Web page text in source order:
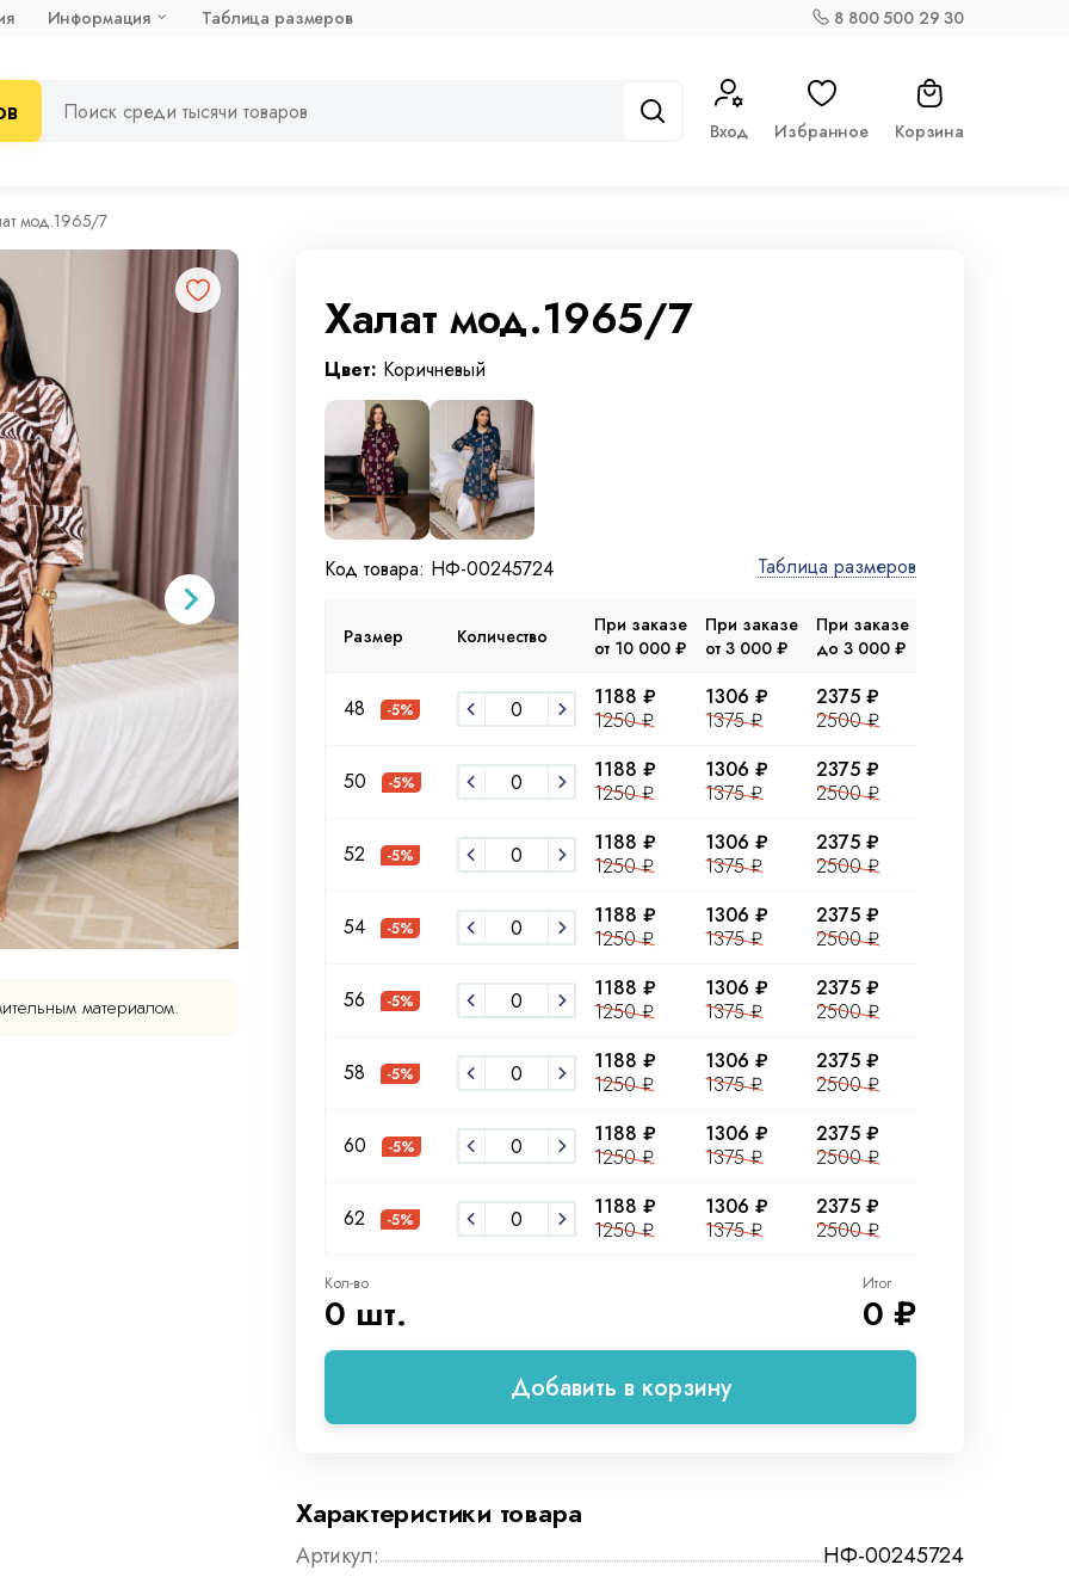
Информация Таблица размеров 8 800 500 29 30
Вход Избранное Корзина
мод.1965/7
материалом.
Халат мод.1965/7
Цвет: Коричневый
Код товара: НФ-00245724 Таблица размеров
Размер Количество
При заказе
от 10 000 ₽
При заказе
от 3 000 ₽
При заказе
до 3 000 ₽
48 -5%
1188 ₽
1250 ₽
1306 ₽
1375 ₽
2375 ₽
2500 ₽
50 -5%
1188 ₽
1250 ₽
1306 ₽
1375 ₽
2375 ₽
2500 ₽
52 -5%
1188 ₽
1250 ₽
1306 ₽
1375 ₽
2375 ₽
2500 ₽
54 -5%
1188 ₽
1250 ₽
1306 ₽
1375 ₽
2375 ₽
2500 ₽
56 -5%
1188 ₽
1250 ₽
1306 ₽
1375 ₽
2375 ₽
2500 ₽
58 -5%
1188 ₽
1250 ₽
1306 ₽
1375 ₽
2375 ₽
2500 ₽
60 -5%
1188 ₽
1250 ₽
1306 ₽
1375 ₽
2375 ₽
2500 ₽
62 -5%
1188 ₽
1250 ₽
1306 ₽
1375 ₽
2375 ₽
2500 ₽
Кол-во
0 шт.
Итог
0 ₽
Добавить в корзину
Характеристики товара
Артикул:
НФ-00245724